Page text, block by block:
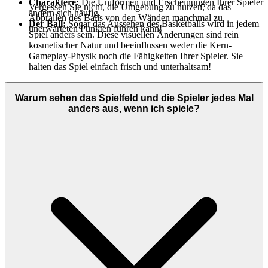
Vergessen Sie nicht, die Umgebung zu nutzen, da das
Abprallen des Balls von den Wänden manchmal zu
unerwarteten Punkten führen kann!
ändern sich häufig.
Der Ball:Sogar das Aussehen des Basketballs wird in jedem
Spiel anders sein. Diese visuellen Änderungen sind rein
kosmetischer Natur und beeinflussen weder die Kern-
Gameplay-Physik noch die Fähigkeiten Ihrer Spieler. Sie
halten das Spiel einfach frisch und unterhaltsam!
Warum sehen das Spielfeld und die Spieler jedes Mal
anders aus, wenn ich spiele?